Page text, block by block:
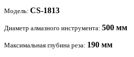
Модель: CS-1813
Диаметр алмазного инструмента: 500 мм
Максимальная глубина реза: 190 мм